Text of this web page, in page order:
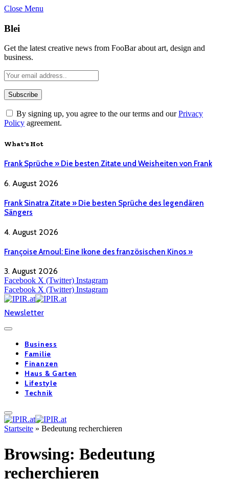
Close Menu
Blei
Get the latest creative news from FooBar about art, design and
business.
By signing up, you agree to the our terms and ourPrivacy
Policy agreement.
What's Hot
Frank Sprüche » Die besten Zitate und Weisheiten von Frank
6. August 2026
Frank Sinatra Zitate » Die besten Sprüche des legendären
Sängers
4. August 2026
Françoise Arnoul: Eine Ikone des französischen Kinos »
3. August 2026
Facebook X (Twitter) Instagram
Facebook X (Twitter) Instagram
Newsletter
Business
Familie
Finanzen
Haus & Garten
Lifestyle
Technik
Startseite » Bedeutung recherchieren
Browsing: Bedeutung
recherchieren